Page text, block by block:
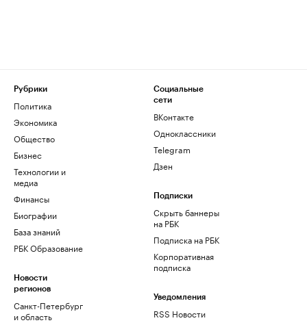
Рубрики
Политика
Экономика
Общество
Бизнес
Технологии и
медиа
Финансы
Биографии
База знаний
РБК Образование
Новости
регионов
Санкт-Петербург
и область
Социальные
сети
ВКонтакте
Одноклассники
Telegram
Дзен
Подписки
Скрыть баннеры
на РБК
Подписка на РБК
Корпоративная
подписка
Уведомления
RSS Новости